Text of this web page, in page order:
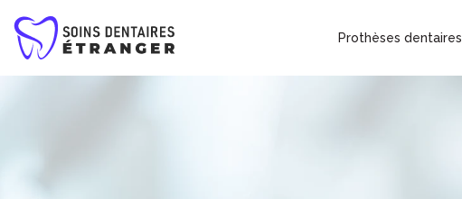
Prothèses dentaires